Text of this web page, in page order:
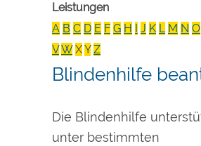
Leistungen
A B C D E F G H I J K L M N O
VW XY Z
Blindenhilfe
Die Blindenhilfe
unter bestimmten